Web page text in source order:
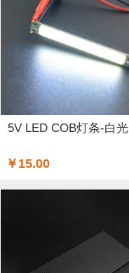
5V LED COB灯条-白光
￥15.00